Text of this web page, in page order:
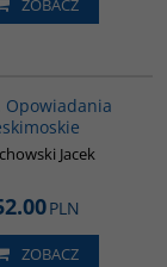
Opowiadania
Jacek
PLN
ZOBACZ